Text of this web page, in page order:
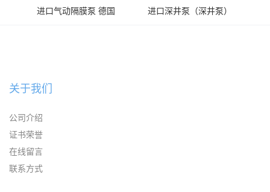
进口气动隔膜泵 德国
进口深井泵（深井泵）
关于我们
公司介绍
证书荣誉
在线留言
联系方式